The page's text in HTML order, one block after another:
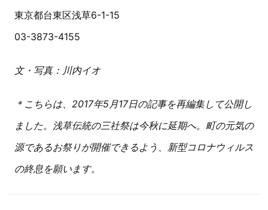
東京都台東区浅草6-1-15
03-3873-4155
文・写真：川内イオ
＊こちらは、2017年5月17日の記事を再編集して公開し
ました。浅草伝統の三社祭は今秋に延期へ。町の元気の
源であるお祭りが開催できるよう、新型コロナウィルス
の終息を願います。